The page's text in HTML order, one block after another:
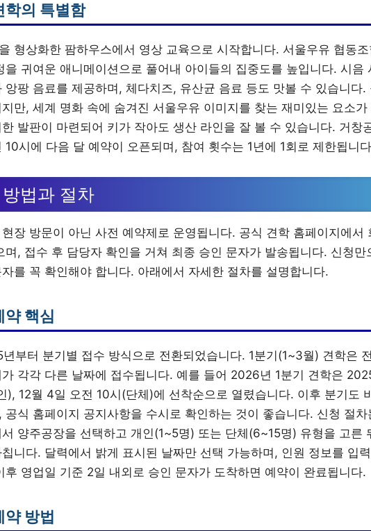
학의 특별함
형상화한 팜하우스에서 영상 교육으로 시작합니다. 서울우유 협동
을 귀여운 애니메이션으로 풀어내 아이들의 집중도를 높입니다. 시음
앙팡 음료를 제공하며, 체다치즈, 유산균 음료 등도 맛볼 수 있습니다.
만, 세계 명화 속에 숨겨진 서울우유 이미지를 찾는 재미있는 요소가
발판이 마련되어 키가 작아도 생산 라인을 잘 볼 수 있습니다. 거창
10시에 다음 달 예약이 오픈되며, 참여 횟수는 1년에 1회로 제한됩니
법과 절차
장 방문이 아닌 사전 예약제로 운영됩니다. 공식 견학 홈페이지에서
며, 접수 후 담당자 확인을 거쳐 최종 승인 문자가 발송됩니다. 신청만
를 꼭 확인해야 합니다. 아래에서 자세한 절차를 설명합니다.
약 핵심
부터 분기별 접수 방식으로 전환되었습니다. 1분기(1~3월) 견학은
각각 다른 날짜에 접수됩니다. 예를 들어 2026년 1분기 견학은
), 12월 4일 오전 10시(단체)에 선착순으로 열렸습니다. 이후 분기도
공식 홈페이지 공지사항을 수시로 확인하는 것이 좋습니다. 신청 절차
양주공장을 선택하고 개인(1~5명) 또는 단체(6~15명) 유형을 고른
니다. 달력에서 밝게 표시된 날짜만 선택 가능하며, 인원 정보를 입
후 영업일 기준 2일 내외로 승인 문자가 도착하면 예약이 완료됩니다.
방법